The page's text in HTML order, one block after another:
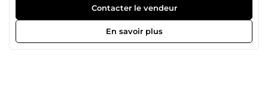
de livres, je suis là pour donner vie à vos idées ! Pourquoi
me choisir ? Expertise variée : J'ai travaillé dans divers
domaines, ce qui me permet de m'adapter à vos besoins
spécifiques. Engagement qualité : Je m'assure que
Contacter le vendeur
En savoir plus